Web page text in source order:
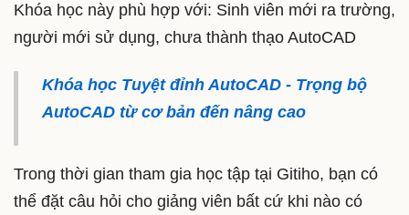
Khóa học này phù hợp với: Sinh viên mới ra trường,
người mới sử dụng, chưa thành thạo AutoCAD
Khóa học Tuyệt đỉnh AutoCAD - Trọng bộ
AutoCAD từ cơ bản đến nâng cao
Trong thời gian tham gia học tập tại Gitiho, bạn có
thể đặt câu hỏi cho giảng viên bất cứ khi nào có